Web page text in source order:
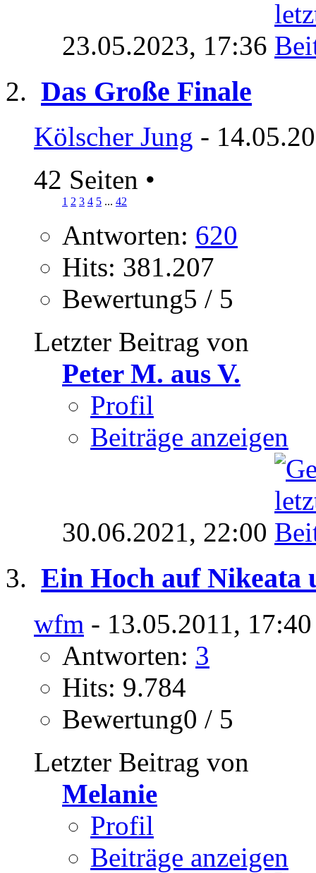
23.05.2023, 17:36
Das Große Finale
Kölscher Jung -
42 Seiten •
1 2 3 4 5 ... 42
Antworten: 620
Hits: 381.207
Bewertung5 / 5
Letzter Beitrag von
Peter M. aus V.
Profil
Beiträge anzeigen
30.06.2021, 22:00
Ein Hoch auf Nikeata
wfm - 13.05.2011,
Antworten: 3
Hits: 9.784
Bewertung0 / 5
Letzter Beitrag von
Melanie
Profil
Beiträge anzeigen